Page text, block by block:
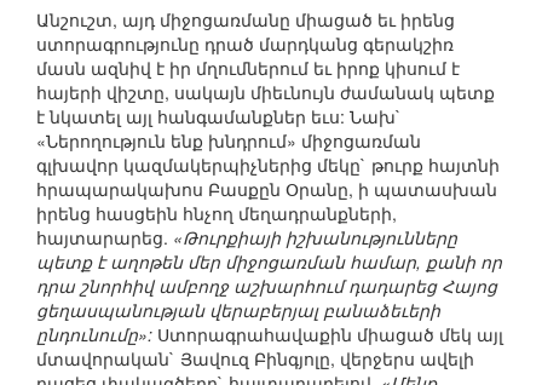
Անշուշտ, այդ միջոցառմանը միացած եւ իրենց
ստորագրությունը դրած մարդկանց գերակշիռ
մասն ազնիվ է իր մղումներում եւ իրոք կիսում է
հայերի վիշտը, սակայն միեւնույն ժամանակ պետք
է նկատել այլ հանգամանքներ եւս: Նախ`
«Ներողություն ենք խնդրում» միջոցառման
գլխավոր կազմակերպիչներից մեկը` թուրք հայտնի
հրապարակախոս Բասքըն Օրանը, ի պատասխան
իրենց հասցեին հնչող մեղադրանքների,
հայտարարեց. «Թուրքիայի իշխանությունները
պետք է աղոթեն մեր միջոցառման համար, քանի որ
դրա շնորհիվ ամբողջ աշխարհում դադարեց Հայոց
ցեղասպանության վերաբերյալ բանաձեւերի
ընդունումը»: Ստորագրահավաքին միացած մեկ այլ
մտավորական` Յավուզ Բինգյոլը, վերջերս ավելի